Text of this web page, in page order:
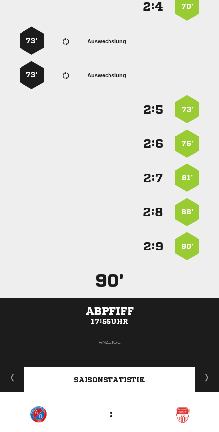
70’
:
Auswechslung
73’
Auswechslung
73’
73’
:
76’
:
81’
:
86’
:
90’
:
90'
ABPFIFF
17:55UHR
ANZEIGE
SAISONSTATISTIK
: